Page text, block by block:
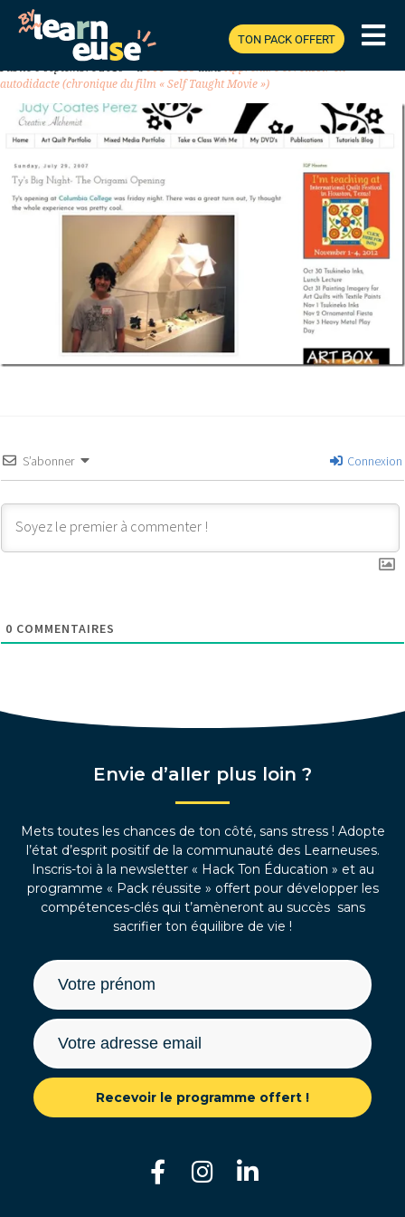
TON PACK OFFERT
Next
Publié6 septembre 2019 à644 × 418dansApprendre et réussir en
autodidacte (chronique du film « Self Taught Movie »)
S’abonner Connexion
0 COMMENTAIRES
Envie d’aller plus loin ?
Mets toutes les chances de ton côté, sans stress ! Adopte
l’état d’esprit positif de la communauté des Learneuses.
Inscris-toi à la newsletter « Hack Ton Éducation » et au
programme « Pack réussite » offert pour développer les
compétences-clés qui t’amèneront au succès sans
sacrifier ton équilibre de vie !
Recevoir le programme offert !